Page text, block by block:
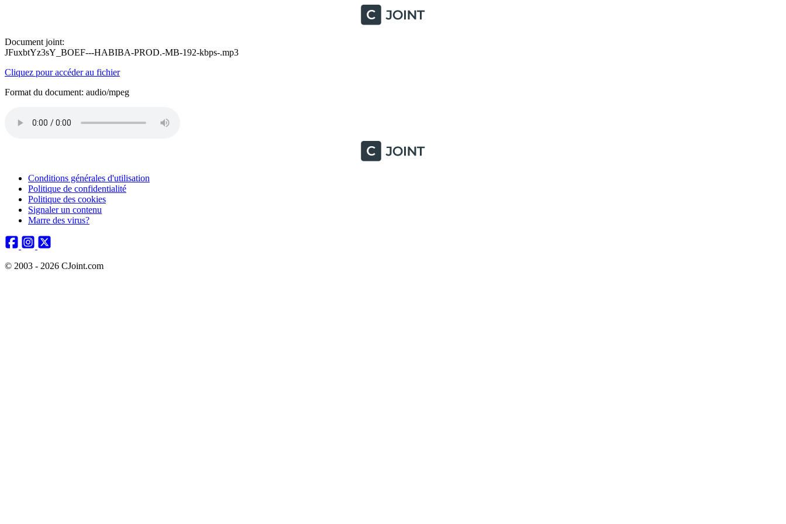
Document joint:
JFuxbtYz3sY_BOEF---HABIBA-PROD.-MB-192-kbps-.mp3
Cliquez pour accéder au fichier
Format du document: audio/mpeg
Conditions générales d'utilisation
Politique de confidentialité
Politique des cookies
Signaler un contenu
Marre des virus?
© 2003 - 2026 CJoint.com